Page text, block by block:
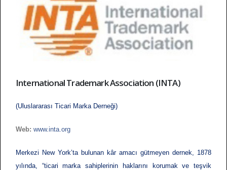
International Trademark Association (INTA)
(Uluslararası Ticari Marka Derneği)
Web: www.inta.org
Merkezi New York’ta bulunan kâr amacı gütmeyen dernek, 1878
yılında, “ticari marka sahiplerinin haklarını korumak ve teşvik